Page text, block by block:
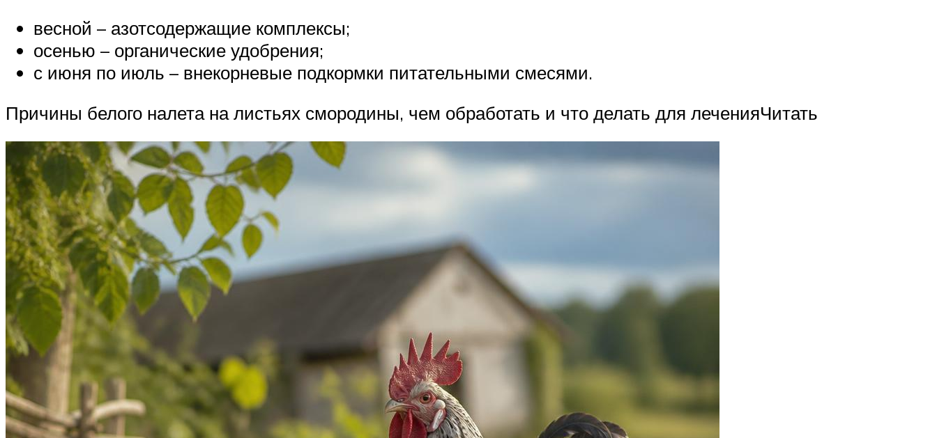
весной – азотсодержащие комплексы;
осенью – органические удобрения;
с июня по июль – внекорневые подкормки питательными смесями.
Причины белого налета на листьях смородины, чем обработать и что делать для леченияЧитать